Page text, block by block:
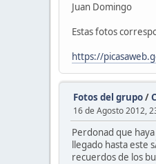
Juan Domingo
Estas fotos
https://
Fotos del grupo/
16 de Agosto 2012,
Perdonad que
llegado hasta este
recuerdos de los